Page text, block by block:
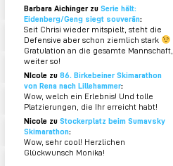
Barbara Aichinger zu Serie hält:
Eidenberg/Geng siegt souverän:
Seit Chrisi wieder mitspielt, steht die
Defensive aber schon ziemlich stark
Gratulation an die gesamte Mannschaft,
weiter so!
NIcole zu 86. Birkebeiner Skimarathon
von Rena nach Lillehammer:
Wow, welch ein Erlebnis! Und tolle
Platzierungen, die Ihr erreicht habt!
Nicole zu Stockerplatz beim Sumavsky
Skimarathon:
Wow, sehr cool! Herzlichen
Glückwunsch Monika!